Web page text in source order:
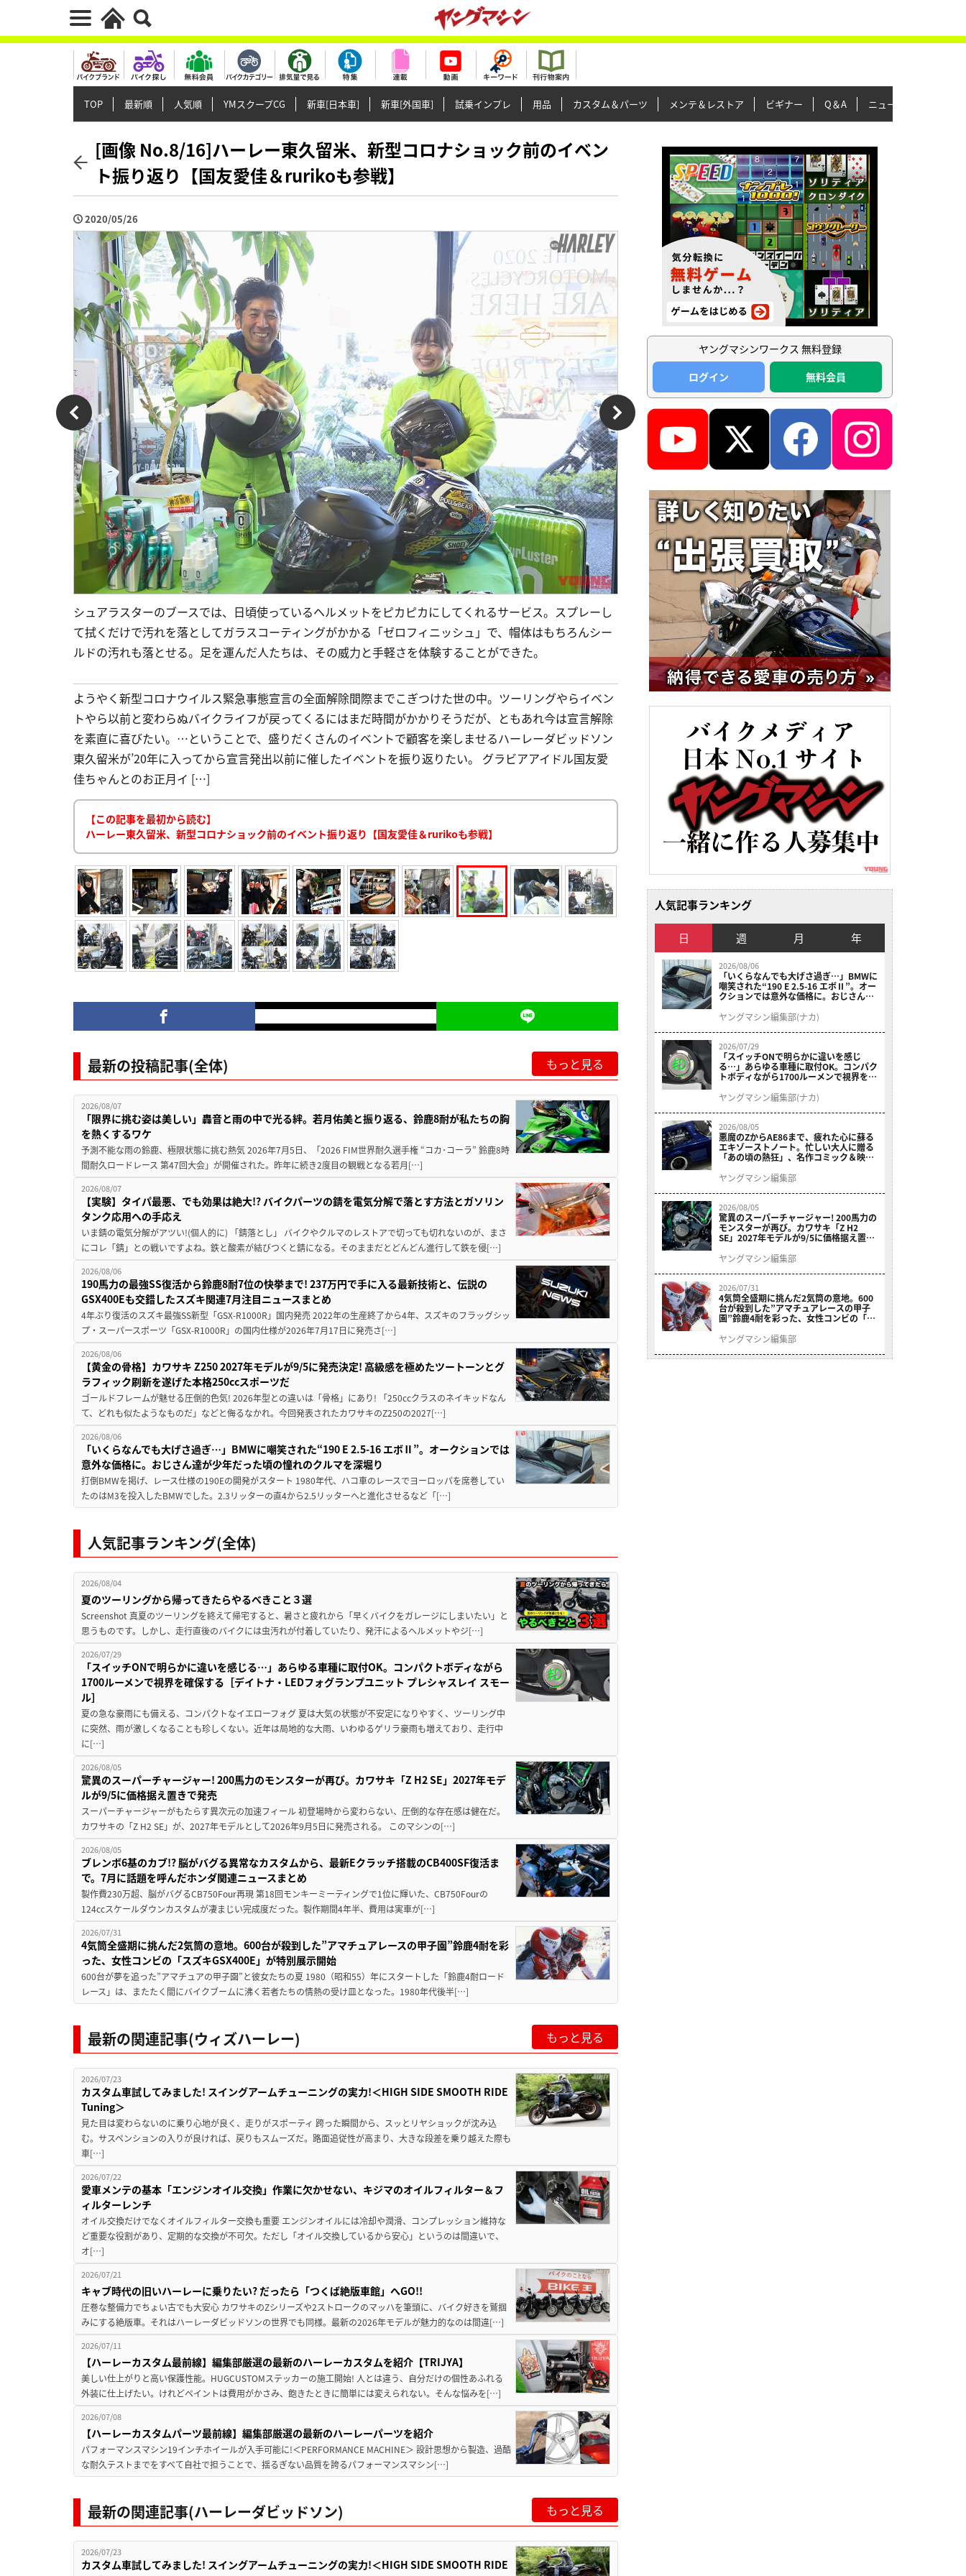
TOP 最新順 人気順 YMスクープCG 新車[日本車] 新車[外国車] 試乗インプレ 用品 カスタム＆パーツ メンテ＆レストア ビギナー Q＆A ニュース＆トピックス
[画像 No.8/16]ハーレー東久留米、新型コロナショック前のイベン
ト振り返り【国友愛佳＆rurikoも参戦】
2020/05/26
シュアラスターのブースでは、日頃使っているヘルメットをピカピカにしてくれるサービス。スプレーし
て拭くだけで汚れを落としてガラスコーティングがかかる「ゼロフィニッシュ」で、帽体はもちろんシー
ルドの汚れも落とせる。足を運んだ人たちは、その威力と手軽さを体験することができた。
ようやく新型コロナウイルス緊急事態宣言の全面解除間際までこぎつけた世の中。ツーリングやらイベン
トやら以前と変わらぬバイクライフが戻ってくるにはまだ時間がかかりそうだが、ともあれ今は宣言解除
を素直に喜びたい。…ということで、盛りだくさんのイベントで顧客を楽しませるハーレーダビッドソン
東久留米が’20年に入ってから宣言発出以前に催したイベントを振り返りたい。 グラビアアイドル国友愛
佳ちゃんとのお正月イ […]
【この記事を最初から読む】
ハーレー東久留米、新型コロナショック前のイベント振り返り【国友愛佳＆rurikoも参戦】
最新の投稿記事(全体) もっと見る
2026/08/07
「限界に挑む姿は美しい」轟音と雨の中で光る絆。若月佑美と振り返る、鈴鹿8耐が私たちの胸
を熱くするワケ
予測不能な雨の鈴鹿、極限状態に挑む熱気 2026年7月5日、「2026 FIM世界耐久選手権 “コカ･コーラ” 鈴鹿8時
間耐久ロードレース 第47回大会」が開催された。昨年に続き2度目の観戦となる若月[…]
2026/08/07
【実験】タイパ最悪、でも効果は絶大!? バイクパーツの錆を電気分解で落とす方法とガソリン
タンク応用への手応え
いま錆の電気分解がアツい!(個人的に) 「錆落とし」 バイクやクルマのレストアで切っても切れないのが、まさ
にコレ「錆」との戦いですよね。鉄と酸素が結びつくと錆になる。そのままだとどんどん進行して鉄を侵[…]
2026/08/06
190馬力の最強SS復活から鈴鹿8耐7位の快挙まで! 237万円で手に入る最新技術と、伝説の
GSX400Eも交錯したスズキ関連7月注目ニュースまとめ
4年ぶり復活のスズキ最強SS新型「GSX-R1000R」国内発売 2022年の生産終了から4年、スズキのフラッグシッ
プ・スーパースポーツ「GSX-R1000R」の国内仕様が2026年7月17日に発売さ[…]
2026/08/06
【黄金の骨格】カワサキ Z250 2027年モデルが9/5に発売決定! 高級感を極めたツートーンとグ
ラフィック刷新を遂げた本格250ccスポーツだ
ゴールドフレームが魅せる圧倒的色気! 2026年型との違いは「骨格」にあり! 「250ccクラスのネイキッドなん
て、どれも似たようなものだ」などと侮るなかれ。今回発表されたカワサキのZ250の2027[…]
2026/08/06
「いくらなんでも大げさ過ぎ…」BMWに嘲笑された“190 E 2.5-16 エボⅡ”。オークションでは
意外な価格に。おじさん達が少年だった頃の憧れのクルマを深堀り
打倒BMWを掲げ、レース仕様の190Eの開発がスタート 1980年代、ハコ車のレースでヨーロッパを席巻してい
たのはM3を投入したBMWでした。2.3リッターの直4から2.5リッターへと進化させるなど「[…]
人気記事ランキング(全体)
2026/08/04
夏のツーリングから帰ってきたらやるべきこと３選
Screenshot 真夏のツーリングを終えて帰宅すると、暑さと疲れから「早くバイクをガレージにしまいたい」と
思うものです。しかし、走行直後のバイクには虫汚れが付着していたり、発汗によるヘルメットやジ[…]
2026/07/29
「スイッチONで明らかに違いを感じる…」あらゆる車種に取付OK。コンパクトボディながら
1700ルーメンで視界を確保する［デイトナ・LEDフォグランプユニット プレシャスレイ スモー
ル］
夏の急な豪雨にも備える、コンパクトなイエローフォグ 夏は大気の状態が不安定になりやすく、ツーリング中
に突然、雨が激しくなることも珍しくない。近年は局地的な大雨、いわゆるゲリラ豪雨も増えており、走行中
に[…]
2026/08/05
驚異のスーパーチャージャー! 200馬力のモンスターが再び。カワサキ「Z H2 SE」2027年モデ
ルが9/5に価格据え置きで発売
スーパーチャージャーがもたらす異次元の加速フィール 初登場時から変わらない、圧倒的な存在感は健在だ。
カワサキの「Z H2 SE」が、2027年モデルとして2026年9月5日に発売される。 このマシンの[…]
2026/08/05
ブレンボ6基のカブ!? 脳がバグる異常なカスタムから、最新Eクラッチ搭載のCB400SF復活ま
で。7月に話題を呼んだホンダ関連ニュースまとめ
製作費230万超、脳がバグるCB750Four再現 第18回モンキーミーティングで1位に輝いた、CB750Fourの
124ccスケールダウンカスタムが凄まじい完成度だった。製作期間4年半、費用は実車が[…]
2026/07/31
4気筒全盛期に挑んだ2気筒の意地。600台が殺到した”アマチュアレースの甲子園”鈴鹿4耐を彩
った、女性コンビの「スズキGSX400E」が特別展示開始
600台が夢を追った”アマチュアの甲子園”と彼女たちの夏 1980（昭和55）年にスタートした「鈴鹿4耐ロード
レース」は、またたく間にバイクブームに沸く若者たちの情熱の受け皿となった。1980年代後半[…]
最新の関連記事(ウィズハーレー) もっと見る
2026/07/23
カスタム車試してみました! スイングアームチューニングの実力!＜HIGH SIDE SMOOTH RIDE
Tuning＞
見た目は変わらないのに乗り心地が良く、走りがスポーティ 跨った瞬間から、スッとリヤショックが沈み込
む。サスペンションの入りが良ければ、戻りもスムーズだ。路面追従性が高まり、大きな段差を乗り越えた際も
車[…]
2026/07/22
愛車メンテの基本「エンジンオイル交換」作業に欠かせない、キジマのオイルフィルター＆フ
ィルターレンチ
オイル交換だけでなくオイルフィルター交換も重要 エンジンオイルには冷却や潤滑、コンプレッション維持な
ど重要な役割があり、定期的な交換が不可欠。ただし「オイル交換しているから安心」というのは間違いで、
オ[…]
2026/07/21
キャブ時代の旧いハーレーに乗りたい? だったら「つくば絶版車館」へGO!!
圧巻な整備力でちょい古でも大安心 カワサキのZシリーズや2ストロークのマッハを筆頭に、バイク好きを鷲掴
みにする絶版車。それはハーレーダビッドソンの世界でも同様。最新の2026年モデルが魅力的なのは間違[…]
2026/07/11
【ハーレーカスタム最前線】編集部厳選の最新のハーレーカスタムを紹介【TRIJYA】
美しい仕上がりと高い保護性能。HUGCUSTOMステッカーの施工開始! 人とは違う、自分だけの個性あふれる
外装に仕上げたい。けれどペイントは費用がかさみ、飽きたときに簡単には変えられない。そんな悩みを[…]
2026/07/08
【ハーレーカスタムパーツ最前線】編集部厳選の最新のハーレーパーツを紹介
パフォーマンスマシン19インチホイールが入手可能に!＜PERFORMANCE MACHINE＞ 設計思想から製造、過酷
な耐久テストまでをすべて自社で担うことで、揺るぎない品質を誇るパフォーマンスマシン[…]
最新の関連記事(ハーレーダビッドソン) もっと見る
2026/07/23
カスタム車試してみました! スイングアームチューニングの実力!＜HIGH SIDE SMOOTH RIDE
ヤングマシンワークス 無料登録
ログイン
無料会員
人気記事ランキング
日 週 月 年
2026/08/06
「いくらなんでも大げさ過ぎ…」BMWに
嘲笑された“190 E 2.5-16 エボⅡ”。オー
クションでは意外な価格に。おじさん達
ヤングマシン編集部(ナカ)
2026/07/29
「スイッチONで明らかに違いを感じ
る…」あらゆる車種に取付OK。コンパク
トボディながら1700ルーメンで視界を確
ニット プレシャスレイ スモール］
ヤングマシン編集部(ナカ)
2026/08/05
悪魔のZからAE86まで、疲れた心に蘇る
エキゾーストノート。忙しい大人に贈る
「あの頃の熱狂」、名作コミック＆映画
結！
ヤングマシン編集部
2026/08/05
驚異のスーパーチャージャー! 200馬力の
モンスターが再び。カワサキ「Z H2
SE」2027年モデルが9/5に価格据え置き
ヤングマシン編集部
2026/07/31
4気筒全盛期に挑んだ2気筒の意地。600
台が殺到した”アマチュアレースの甲子
園”鈴鹿4耐を彩った、女性コンビの「ス
ヤングマシン編集部